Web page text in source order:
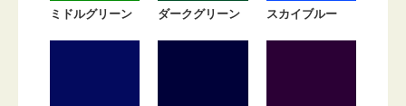
ミドルグリーン ダークグリーン スカイブルー